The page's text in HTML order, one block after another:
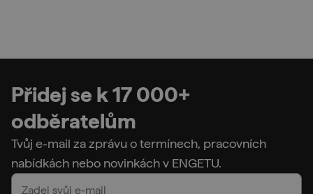
Přidej se k 17 000+
odběratelům
Tvůj e-mail za zprávu o termínech, pracovních
nabídkách nebo novinkách v ENGETU.